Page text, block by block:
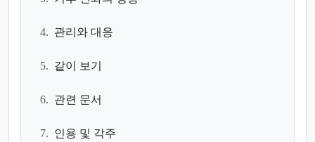
4. 관리와 대응
5. 같이 보기
6. 관련 문서
7. 인용 및 각주